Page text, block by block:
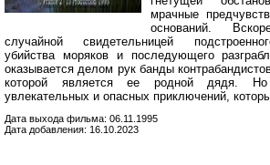
мрачные
оснований.
случайной свидетельницей
убийства моряков и последующего
оказывается делом рук банды
которой является ее родной дядя.
увлекательных и опасных приключений,
Дата выхода фильма: 06.11.1995
Дата добавления: 16.10.2023